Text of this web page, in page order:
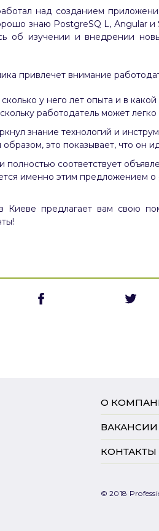
над созданием
знаю PostgreSQ L, Angular
об изучении и внедрении
привлечет внимание
у него лет опыта и в
работодатель может
знание технологий и
это показывает, что он
соответствует
именно этим предложением
Киеве предлагает вам свою
О
ВАКАНСИИ
КОНТАКТЫ
© 2018